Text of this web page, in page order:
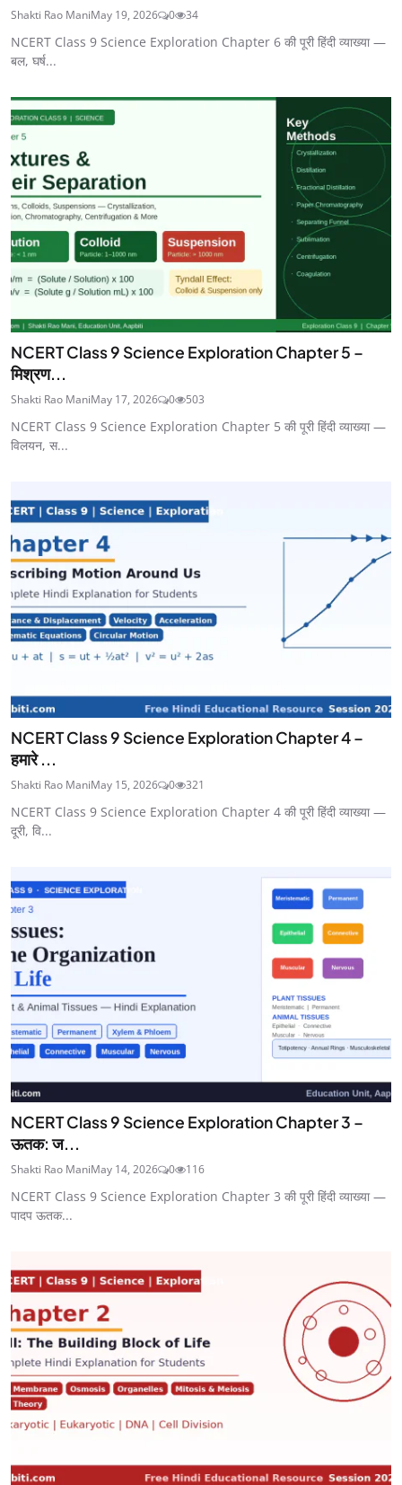
Shakti Rao ManiMay 19, 2026 0 34
NCERT Class 9 Science Exploration Chapter 6 की पूरी हिंदी व्याख्या —
बल, घर्ष...
NCERT Class 9 Science Exploration Chapter 5 –
मिश्रण...
Shakti Rao ManiMay 17, 2026 0 503
NCERT Class 9 Science Exploration Chapter 5 की पूरी हिंदी व्याख्या —
विलयन, स...
NCERT Class 9 Science Exploration Chapter 4 –
हमारे ...
Shakti Rao ManiMay 15, 2026 0 321
NCERT Class 9 Science Exploration Chapter 4 की पूरी हिंदी व्याख्या —
दूरी, वि...
NCERT Class 9 Science Exploration Chapter 3 –
ऊतक: ज...
Shakti Rao ManiMay 14, 2026 0 116
NCERT Class 9 Science Exploration Chapter 3 की पूरी हिंदी व्याख्या —
पादप ऊतक...